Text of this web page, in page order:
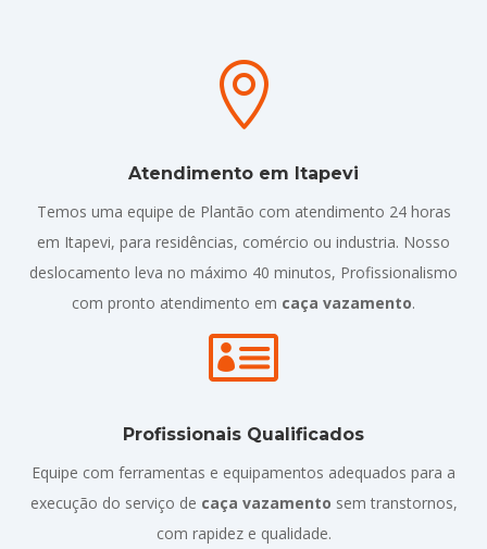

Atendimento em Itapevi
Temos uma equipe de Plantão com atendimento 24 horas
em Itapevi, para residências, comércio ou industria. Nosso
deslocamento leva no máximo 40 minutos, Profissionalismo
com pronto atendimento em caça vazamento.

Profissionais Qualificados
Equipe com ferramentas e equipamentos adequados para a
execução do serviço de caça vazamento sem transtornos,
com rapidez e qualidade.